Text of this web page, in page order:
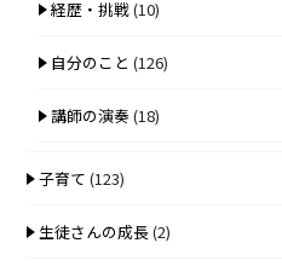
経歴・挑戦(10)
自分のこと (126)
講師の演奏(18)
子育て (123)
生徒さんの成長(2)